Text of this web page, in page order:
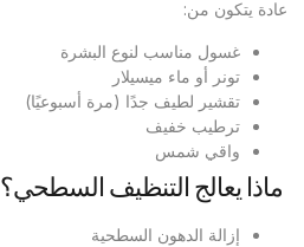
عادة يتكون من:
غسول مناسب لنوع البشرة
تونر أو ماء ميسيلار
تقشير لطيف جدًا (مرة أسبوعيًا)
ترطيب خفيف
واقي شمس
ماذا يعالج التنظيف السطحي؟
إزالة الدهون السطحية